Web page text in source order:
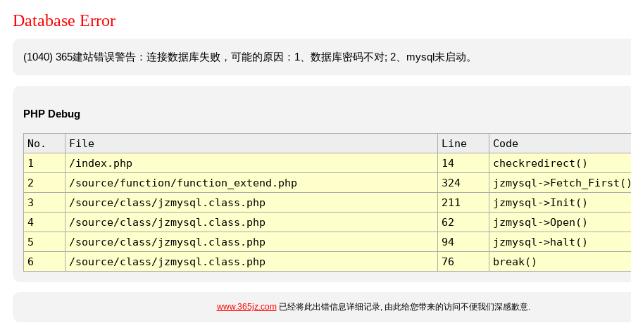
Database Error
(1040) 365建站错误警告：连接数据库失败，可能的原因：1、数据库密码不对; 2、mysql未启动。
PHP Debug
No. File Line
Code
1
/index.php 14
checkredirect()
2
/source/function/function_extend.php 324
jzmysql-
3
/source/class/jzmysql.class.php 211
jzmysql->Init()
4
/source/class/jzmysql.class.php 62
jzmysql->Open()
5
/source/class/jzmysql.class.php 94
jzmysql->halt()
6
/source/class/jzmysql.class.php 76 break()
www.365jz.com已经将此出错信息详细记录, 由此给您带来的访问不便我们深感歉意.